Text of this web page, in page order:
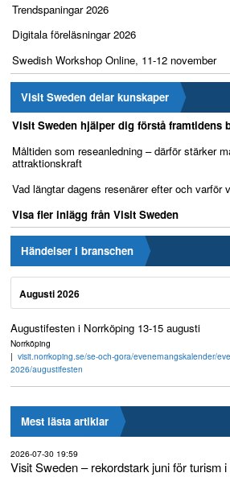
Trendspaningar 2026
Digitala föreläsningar 2026
Swedish Workshop Online, 11-12 november
Visit Sweden delar kunskaper
Visit Sweden hjälper dig förstå framtidens
Måltiden som reseanledning – därför stärker
attraktionskraft
Vad längtar dagens resenärer efter och varför
Visa fler inlägg från Visit Sweden
Händelser i branschen
Augusti 2026
Augustifesten i Norrköping 13-15 augusti
Norrköping
visit.norrkoping.se/se-och-gora/evenemangskalender/
2026/augustifesten
Mest lästa artiklar
2026-07-30 19:59
Visit Sweden – rekordstark juni för turism